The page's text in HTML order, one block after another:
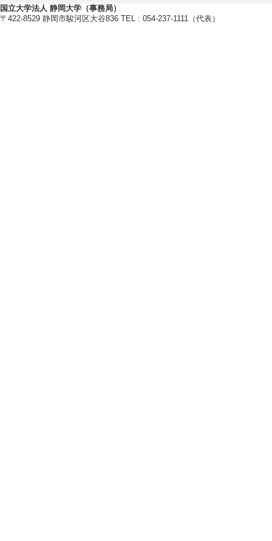
究院
[活動内容] 放射線
国立大学法人 静岡大学（事務局）
〒422-8529 静岡市駿河区大谷836 TEL : 054-237-1111（代表）